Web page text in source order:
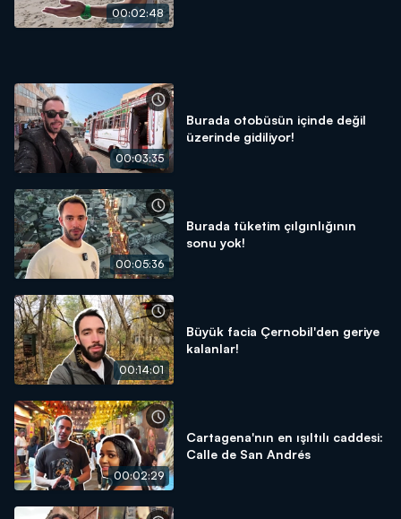
00:02:48
00:03:35
Burada otobüsün içinde değil
üzerinde gidiliyor!
00:05:36
Burada tüketim çılgınlığının
sonu yok!
00:14:01
Büyük facia Çernobil'den geriye
kalanlar!
00:02:29
Cartagena'nın en ışıltılı caddesi:
Calle de San Andrés